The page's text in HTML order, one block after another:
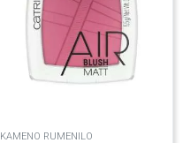
KAMENO RUMENILO